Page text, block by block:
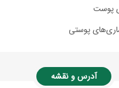
پوست
پوستی
آدرس و نقشه